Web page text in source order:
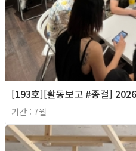
[193호][활동보고 #종걸]
기간 : 7월